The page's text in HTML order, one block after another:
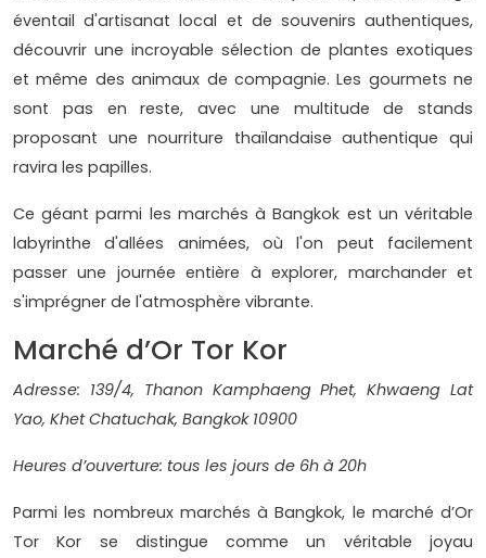
éventail d'artisanat local et de souvenirs authentiques,
découvrir une incroyable sélection de plantes exotiques
et même des animaux de compagnie. Les gourmets ne
sont pas en reste, avec une multitude de stands
proposant une nourriture thaïlandaise authentique qui
ravira les papilles.
Ce géant parmi les marchés à Bangkok est un véritable
labyrinthe d'allées animées, où l'on peut facilement
passer une journée entière à explorer, marchander et
s'imprégner de l'atmosphère vibrante.
Marché d’Or Tor Kor
Adresse: 139/4, Thanon Kamphaeng Phet, Khwaeng Lat
Yao, Khet Chatuchak, Bangkok 10900
Heures d’ouverture: tous les jours de 6h à 20h
Parmi les nombreux marchés à Bangkok, le marché d’Or
Tor Kor se distingue comme un véritable joyau